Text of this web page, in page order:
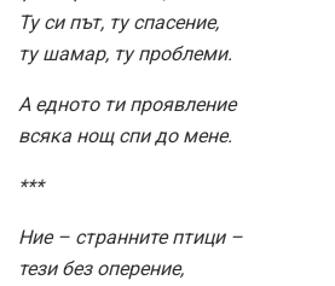
Ту си път, ту спасение,
ту шамар, ту проблеми.
А едното ти проявление
всяка нощ спи до мене.
***
Ние – странните птици –
тези без оперение,